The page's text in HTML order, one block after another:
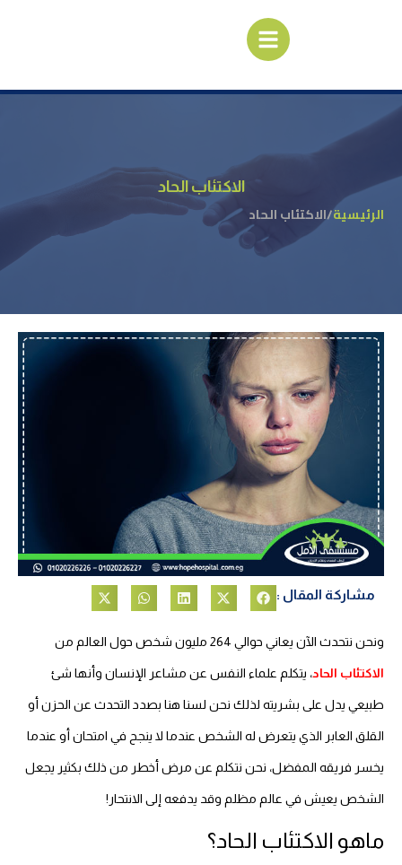
الاكتئاب الحاد
الرئيسية/الاكتئاب الحاد
مشاركة المقال :
ونحن نتحدث الآن يعاني حوالي 264 مليون شخص حول العالم من
الاكتئاب الحاد، يتكلم علماء النفس عن مشاعر الإنسان وأنها شئ
طبيعي يدل على بشريته لذلك نحن لسنا هنا بصدد التحدث عن الحزن أو
القلق العابر الذي يتعرض له الشخص عندما لا ينجح في امتحان أو عندما
يخسر فريقه المفضل، نحن نتكلم عن مرض أخطر من ذلك بكثير يجعل
الشخص يعيش في عالم مظلم وقد يدفعه إلى الانتحار!
ماهو الاكتئاب الحاد؟